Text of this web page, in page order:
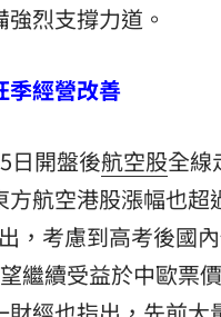
烈支撐力道。
經營改善
日開盤後航空股全線
航空港股漲幅也
，考慮到高考後國
繼續受益於中歐票